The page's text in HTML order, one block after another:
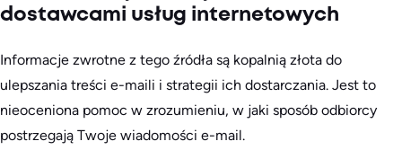
dostawcami usług internetowych
Informacje zwrotne z tego źródła są kopalnią złota do
ulepszania treści e-maili i strategii ich dostarczania. Jest to
nieoceniona pomoc w zrozumieniu, w jaki sposób odbiorcy
postrzegają Twoje wiadomości e-mail.